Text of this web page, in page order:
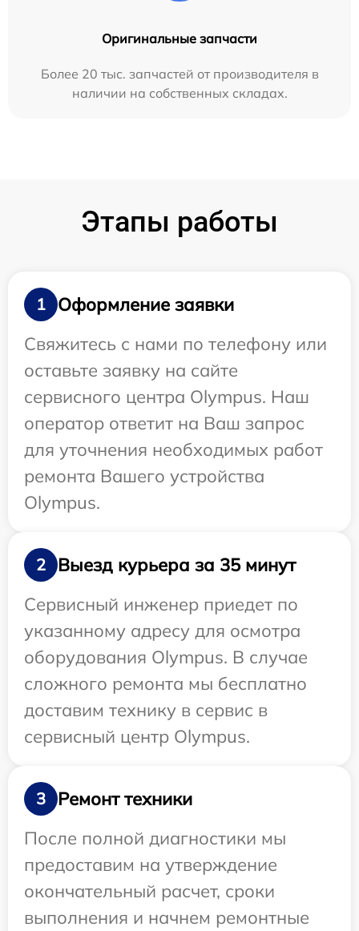
Оригинальные запчасти
Более 20 тыс. запчастей от производителя в
наличии на собственных складах.
Этапы работы
1
Оформление заявки
Свяжитесь с нами по телефону или
оставьте заявку на сайте
сервисного центра Olympus. Наш
оператор ответит на Ваш запрос
для уточнения необходимых работ
ремонта Вашего устройства
Olympus.
2
Выезд курьера за 35 минут
Сервисный инженер приедет по
указанному адресу для осмотра
оборудования Olympus. В случае
сложного ремонта мы бесплатно
доставим технику в сервис в
сервисный центр Olympus.
3
Ремонт техники
После полной диагностики мы
предоставим на утверждение
окончательный расчет, сроки
выполнения и начнем ремонтные